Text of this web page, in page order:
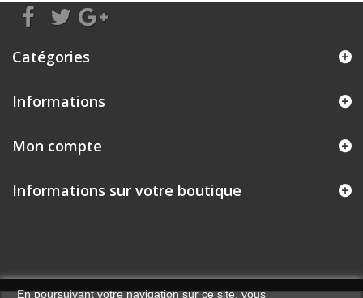
Catégories
Informations
Mon compte
Informations sur votre boutique
En poursuivant votre navigation sur ce site, vous